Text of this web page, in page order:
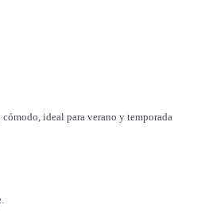
ideal para verano y temporada